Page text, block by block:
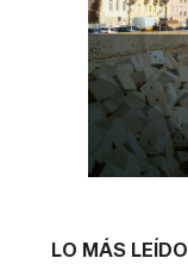
LO MÁS LEÍDO